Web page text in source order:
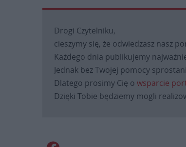
Drogi Czytelniku,
cieszymy się, że odwiedzasz nasz
Każdego dnia publikujemy
Jednak bez Twojej pomocy
Dlatego prosimy Cię o wsparcie
Dzięki Tobie będziemy mogli